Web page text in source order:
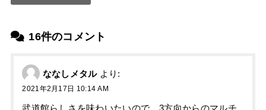
16件のコメント
ななしメタル より:
2021年2月17日 10:14 AM